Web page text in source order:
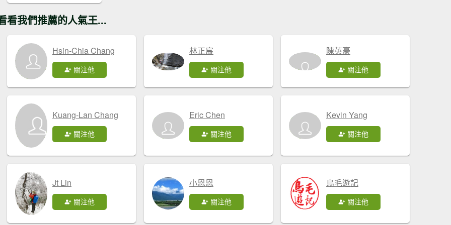
看我們推薦的人氣王...
Hsin-Chia Chang
關注他
林正宸
關注他
陳英豪
關注他
Kuang-Lan Chang
關注他
Eric Chen
關注他
Kevin Yang
關注他
Jt Lin
關注他
小恩恩
關注他
鳥毛遊記
關注他